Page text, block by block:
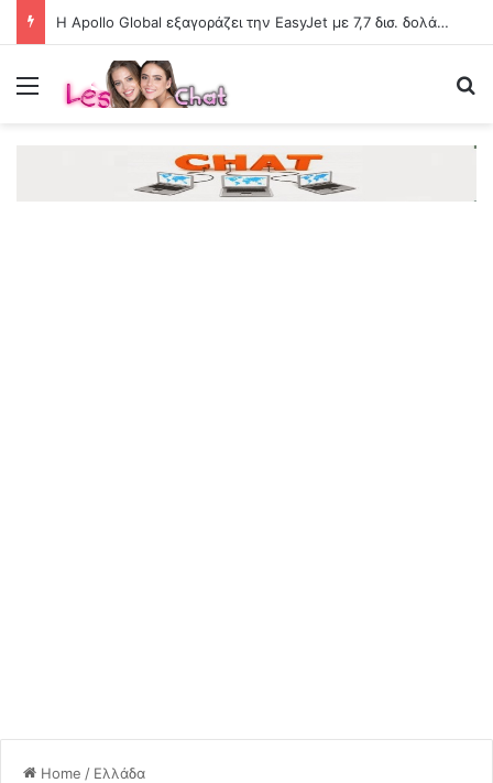
Η Apollo Global εξαγοράζει την EasyJet με 7,7 δισ. δολάρια
Menu
Home / Ελλάδα